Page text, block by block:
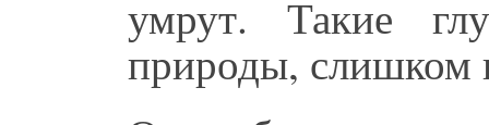
умрут. Такие
природы, слишком